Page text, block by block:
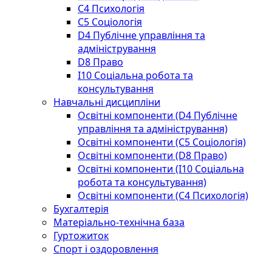
C4 Психологія
С5 Соціологія
D4 Публічне управління та
адміністрування
D8 Право
I10 Соціальна робота та
консультування
Навчальні дисципліни
Освітні компоненти (D4 Публічне
управління та адміністрування)
Освітні компоненти (С5 Соціологія)
Освітні компоненти (D8 Право)
Освітні компоненти (I10 Соціальна
робота та консультування)
Освітні компоненти (С4 Психологія)
Бухгалтерія
Матеріально-технічна база
Гуртожиток
Спорт і оздоровлення